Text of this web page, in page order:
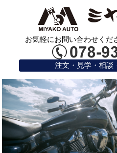
お気軽にお問い合わせくだ
注文・見学・相談